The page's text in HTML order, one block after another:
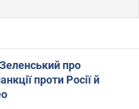
про
проти Росії й